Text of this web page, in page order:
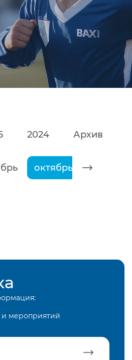
2024 Архив
октябрь
и мероприятий